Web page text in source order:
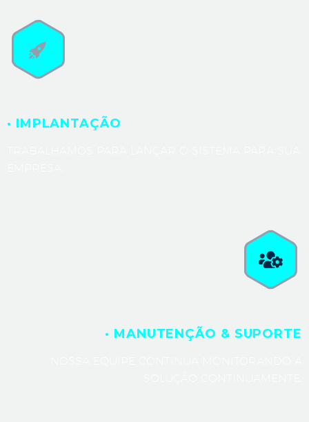
· IMPLANTAÇÃO
· MANUTENÇÃO & SUPORTE